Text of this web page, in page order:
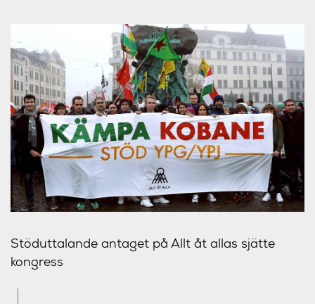
Stöduttalande antaget på Allt åt allas sjätte
kongress